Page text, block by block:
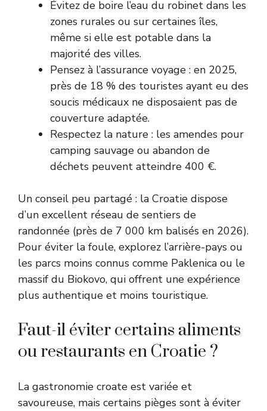
Évitez de boire l’eau du robinet dans les
zones rurales ou sur certaines îles,
même si elle est potable dans la
majorité des villes.
Pensez à l’assurance voyage : en 2025,
près de 18 % des touristes ayant eu des
soucis médicaux ne disposaient pas de
couverture adaptée.
Respectez la nature : les amendes pour
camping sauvage ou abandon de
déchets peuvent atteindre 400 €.
Un conseil peu partagé : la Croatie dispose
d’un excellent réseau de sentiers de
randonnée (près de 7 000 km balisés en 2026).
Pour éviter la foule, explorez l’arrière-pays ou
les parcs moins connus comme Paklenica ou le
massif du Biokovo, qui offrent une expérience
plus authentique et moins touristique.
Faut-il éviter certains aliments
ou restaurants en Croatie ?
La gastronomie croate est variée et
savoureuse, mais certains pièges sont à éviter